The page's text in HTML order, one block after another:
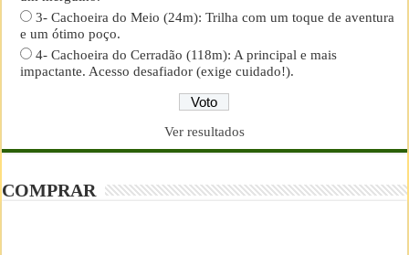
3- Cachoeira do Meio (24m): Trilha com um toque de aventura
e um ótimo poço.
4- Cachoeira do Cerradão (118m): A principal e mais
impactante. Acesso desafiador (exige cuidado!).
Ver resultados
COMPRAR